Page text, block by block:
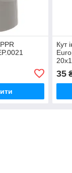
Кут
35